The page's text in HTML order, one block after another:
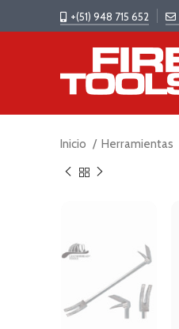
+(51) 948 715 652
Inicio Herramientas